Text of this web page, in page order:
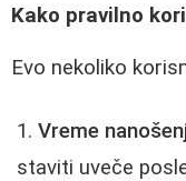
Kako pravilno
Evo nekoliko
Vreme
staviti uveče